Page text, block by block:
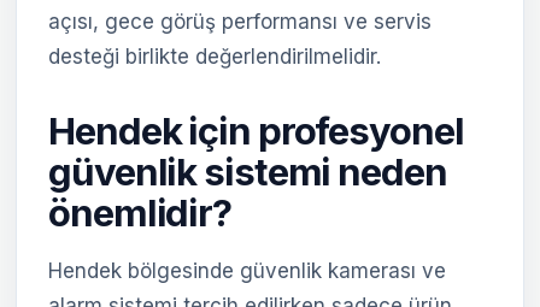
açısı, gece görüş performansı ve servis
desteği birlikte değerlendirilmelidir.
Hendek için profesyonel
güvenlik sistemi neden
önemlidir?
Hendek bölgesinde güvenlik kamerası ve